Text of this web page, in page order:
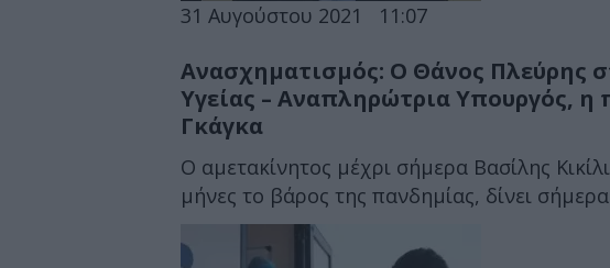
31 Αυγούστου 2021 11:07
Ανασχηματισμός: Ο Θάνος Πλεύρης
Υγείας – Αναπληρώτρια Υπουργός, η
Γκάγκα
Ο αμετακίνητος μέχρι σήμερα Βασίλης
μήνες το βάρος της πανδημίας, δίνει σήμερα